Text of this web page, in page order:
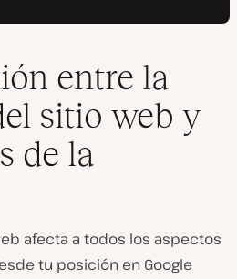
entre la
sitio web y
de la
afecta a todos los aspectos
tu posición en Google